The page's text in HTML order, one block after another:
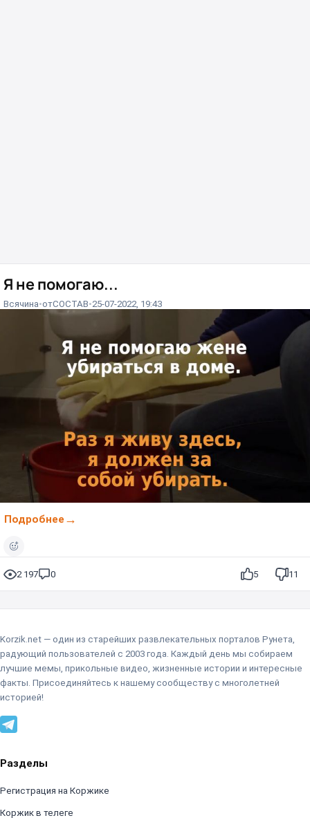
Я не помогаю...
Всячина отCOCTAB 25-07-2022, 19:43
Подробнее
2 197 0 5 11
Korzik.net — один из старейших развлекательных порталов Рунета,
радующий пользователей с 2003 года. Каждый день мы собираем
лучшие мемы, прикольные видео, жизненные истории и интересные
факты. Присоединяйтесь к нашему сообществу с многолетней
историей!
Разделы
Регистрация на Коржике
Коржик в телеге